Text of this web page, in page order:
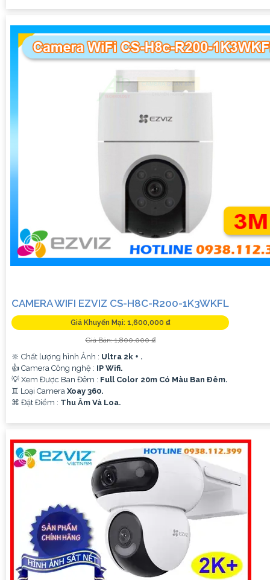
CAMERA WIFI EZVIZ CS-H8C-R200-1K3WKFL
Giá Khuyến Mại: 1,600,000 ₫
Giá Bán: 1,800,000 ₫
🔆 Chất lượng hình Ảnh : Ultra 2k + .
👍 Camera Công nghệ : IP Wifi.
💡 Xem Được Ban Đêm : Full Color 20m Có Màu Ban Ðêm.
♊ Loại Camera Xoay 360.
️⌘ Đặt Điểm : Thu Âm Và Loa.